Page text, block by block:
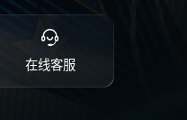
在线客服